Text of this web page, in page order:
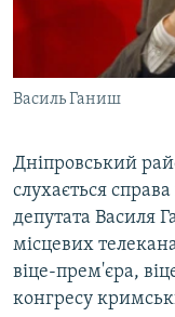
СВІДЧЕННЯ ОКУПАЦІЇ
УКРАЇНСЬКА
ІНФОГРАФІКА
ДОЛУЧАЙСЯ!
Усі сайти RFE/RL
Василь Ганиш
Дніпровський
слухається
депутата Василя
місцевих
віце-прем'єра,
конгресу